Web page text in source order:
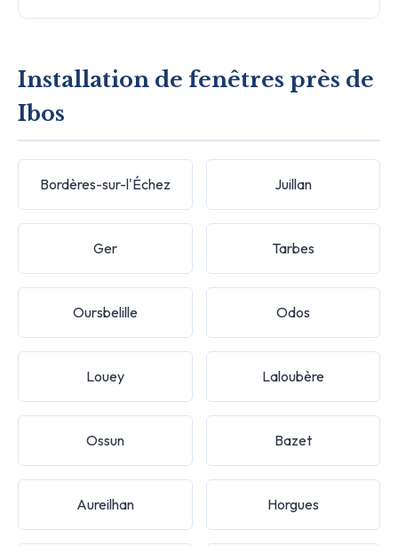
Installation de fenêtres près de
Ibos
Bordères-sur-l'Échez Juillan
Ger Tarbes
Oursbelille Odos
Louey Laloubère
Ossun Bazet
Aureilhan Horgues